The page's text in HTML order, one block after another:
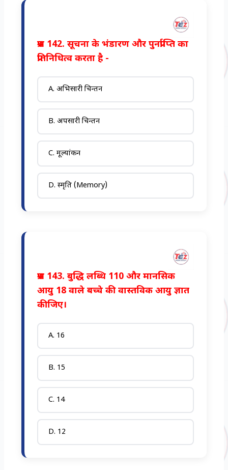
प्रश्न 142. सूचना के भंडारण और पुनर्प्राप्ति का
प्रतिनिधित्व करता है -
A. अभिसारी चिन्तन
B. अपसारी चिन्तन
C. मूल्यांकन
D. स्मृति (Memory)
प्रश्न 143. बुद्धि लब्धि 110 और मानसिक
आयु 18 वाले बच्चे की वास्तविक आयु ज्ञात
कीजिए।
A. 16
B. 15
C. 14
D. 12